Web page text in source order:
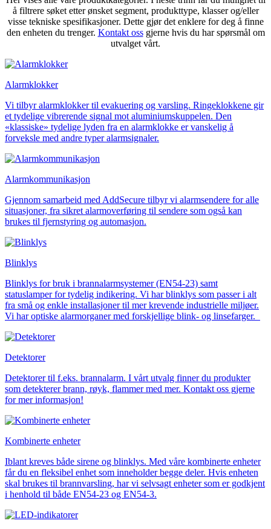
Blinklys
Sirener
Kombinerte enheter Trådløst alarmsystem
Industri
Blinklys
SirenerKombinerte enheter
Ex-klassifisert
Blinklys
Kombinerte enheter
Detektorer
Alarmklokker
Tilbehør
Annet
TilbehørLED-indikatorer
å filtrere søket etter ønsket segment, produkttype, klasser og/eller
visse tekniske spesifikasjoner. Dette gjør det enklere for deg å finne
den enheten du trenger. Kontakt ossgjerne hvis du har spørsmål om
utvalget vårt.
Alarmklokker
Vi tilbyr alarmklokker til evakuering og varsling. Ringeklokkene gir
et tydelige vibrerende signal mot aluminiumskuppelen. Den
«klassiske» tydelige lyden fra en alarmklokke er vanskelig å
forveksle med andre typer alarmsignaler.
Alarmkommunikasjon
Gjennom samarbeid med AddSecure tilbyr vi alarmsendere for alle
situasjoner, fra sikret alarmoverføring til sendere som også kan
brukes til fjernstyring og automasjon.
Blinklys
Blinklys for bruk i brannalarmsystemer (EN54-23) samt
statuslamper for tydelig indikering. Vi har blinklys som passer i alt
fra små og enkle installasjoner til mer krevende industrielle miljøer.
Vi har optiske alarmorganer med forskjellige blink- og linsefarger.
Detektorer
Detektorer til f.eks. brannalarm. I vårt utvalg finner du produkter
som detekterer brann, røyk, flammer med mer. Kontakt oss gjerne
for mer informasjon!
Kombinerte enheter
Iblant kreves både sirene og blinklys. Med våre kombinerte enheter
får du en fleksibel enhet som inneholder begge deler. Hvis enheten
skal brukes til brannvarsling, har vi selvsagt enheter som er godkjent
i henhold til både EN54-23 og EN54-3.